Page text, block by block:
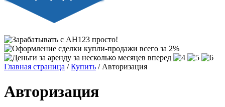
Главная страница /Купить / Авторизация
Авторизация